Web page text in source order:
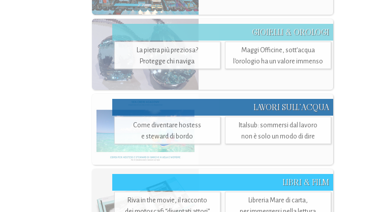
GIOIELLI & OROLOGI
La pietra più preziosa?
Protegge chi naviga
Maggi Officine, sott’acqua
l'orologio ha un valore immenso
LAVORI SULL’ACQUA
Come diventare hostess
e steward di bordo
Italsub: sommersi dal lavoro
non è solo un modo di dire
LIBRI & FILM
Riva in the movie, il racconto
Libreria Mare di carta,